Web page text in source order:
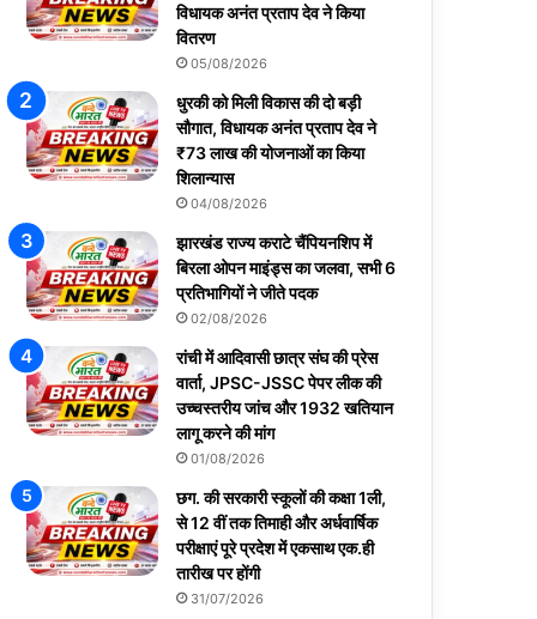
विधायक अनंत प्रताप देव ने किया
वितरण
05/08/2026
धुरकी को मिली विकास की दो बड़ी
सौगात, विधायक अनंत प्रताप देव ने
₹73 लाख की योजनाओं का किया
शिलान्यास
04/08/2026
झारखंड राज्य कराटे चैंपियनशिप में
बिरला ओपन माइंड्स का जलवा, सभी 6
प्रतिभागियों ने जीते पदक
02/08/2026
रांची में आदिवासी छात्र संघ की प्रेस
वार्ता, JPSC-JSSC पेपर लीक की
उच्चस्तरीय जांच और 1932 खतियान
लागू करने की मांग
01/08/2026
छग. की सरकारी स्कूलों की कक्षा 1ली,
से 12 वीं तक तिमाही और अर्धवार्षिक
परीक्षाएं पूरे प्रदेश में एकसाथ एक.ही
तारीख पर होंगी
31/07/2026